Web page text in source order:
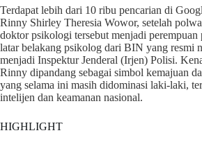
Terdapat lebih dari 10 ribu pencarian di
Rinny Shirley Theresia Wowor, setelah
doktor psikologi tersebut menjadi perempuan
latar belakang psikolog dari BIN yang resmi
menjadi Inspektur Jenderal (Irjen) Polisi.
Rinny dipandang sebagai simbol kemajuan
yang selama ini masih didominasi laki-laki,
intelijen dan keamanan nasional.
HIGHLIGHT